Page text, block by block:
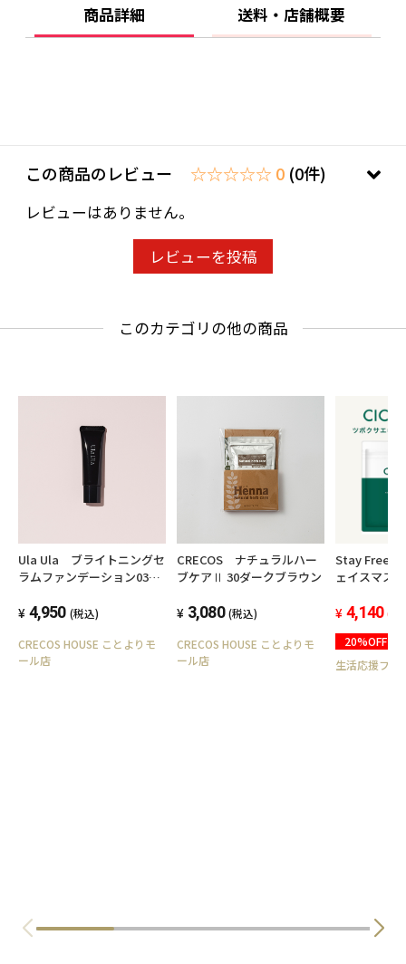
商品詳細 送料・店舗概要
この商品のレビュー ☆☆☆☆☆ 0 (0件)
レビューはありません。
レビューを投稿
このカテゴリの他の商品
Ula Ula ブライトニングセ
ラムファンデーション03ヘ
4,950 (税込)
CRECOS HOUSE ことよりモ
ール店
CRECOS ナチュラルハー
ブケアⅡ 30ダークブラウン
3,080 (税込)
CRECOS HOUSE ことよりモ
ール店
Stay Free【
ェイスマス
> 4,140 (税
20%OFF
生活応援フェ